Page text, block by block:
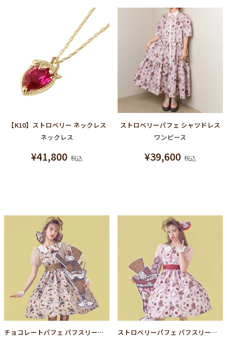
【K10】ストロベリー ネックレス
ネックレス
¥41,800 税込
ストロベリーパフェ シャツドレス
ワンピース
¥39,600 税込
チョコレートパフェ パフスリーブドレス
ストロベリーパフェ パフスリーブドレス